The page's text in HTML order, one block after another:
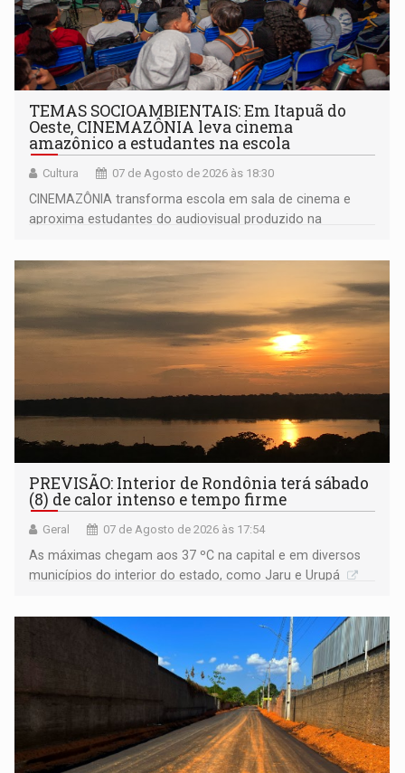
TEMAS SOCIOAMBIENTAIS: Em Itapuã do
Oeste, CINEMAZÔNIA leva cinema
amazônico a estudantes na escola
Cultura 07 de Agosto de 2026 às 18:30
CINEMAZÔNIA transforma escola em sala de cinema e
aproxima estudantes do audiovisual produzido na
PREVISÃO: Interior de Rondônia terá sábado
(8) de calor intenso e tempo firme
Geral 07 de Agosto de 2026 às 17:54
As máximas chegam aos 37 ºC na capital e em diversos
municípios do interior do estado, como Jaru e Urupá